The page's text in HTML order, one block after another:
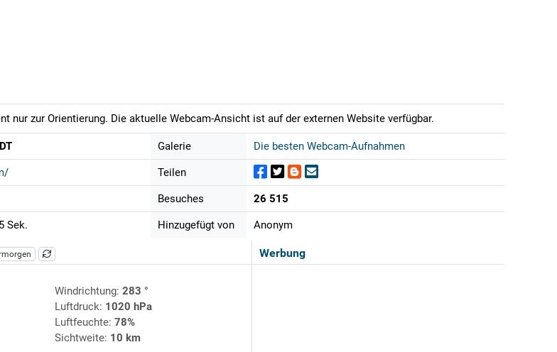
nur zur Orientierung. Die aktuelle Webcam-Ansicht ist auf der externen Website verfügbar.
Sek.
Galerie Die besten Webcam-Aufnahmen
Teilen
Besuches 26 515
Hinzugefügt von Anonym
Werbung
Windrichtung: 283 °
Luftdruck: 1020 hPa
Luftfeuchte: 78%
Sichtweite: 10 km